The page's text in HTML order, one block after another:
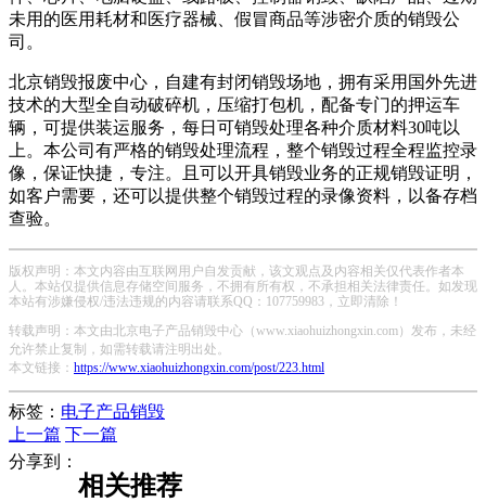
未用的医用耗材和医疗器械、假冒商品等涉密介质的销毁公
司。
北京销毁报废中心，自建有封闭销毁场地，拥有采用国外先进
技术的大型全自动破碎机，压缩打包机，配备专门的押运车
辆，可提供装运服务，每日可销毁处理各种介质材料30吨以
上。本公司有严格的销毁处理流程，整个销毁过程全程监控录
像，保证快捷，专注。且可以开具销毁业务的正规销毁证明，
如客户需要，还可以提供整个销毁过程的录像资料，以备存档
查验。
版权声明：本文内容由互联网用户自发贡献，该文观点及内容相关仅代表作者本
人。本站仅提供信息存储空间服务，不拥有所有权，不承担相关法律责任。如发现
本站有涉嫌侵权/违法违规的内容请联系QQ：107759983，立即清除！
转载声明：本文由北京电子产品销毁中心（www.xiaohuizhongxin.com）发布，未经
允许禁止复制，如需转载请注明出处。
本文链接： https://www.xiaohuizhongxin.com/post/223.html
标签： 电子产品销毁
上一篇
下一篇
分享到：
相关推荐